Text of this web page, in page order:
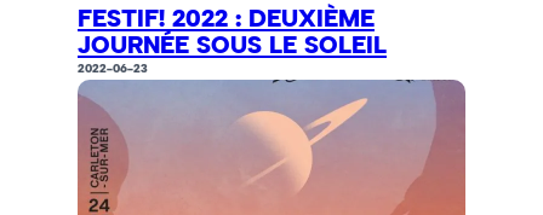
FESTIF! 2022 : DEUXIÈME
JOURNÉE SOUS LE SOLEIL
2022-06-23